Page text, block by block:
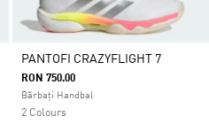
PANTOFI CRAZYFLIGHT 7
RON 750.00
Bărbați Handbal
2 Colours